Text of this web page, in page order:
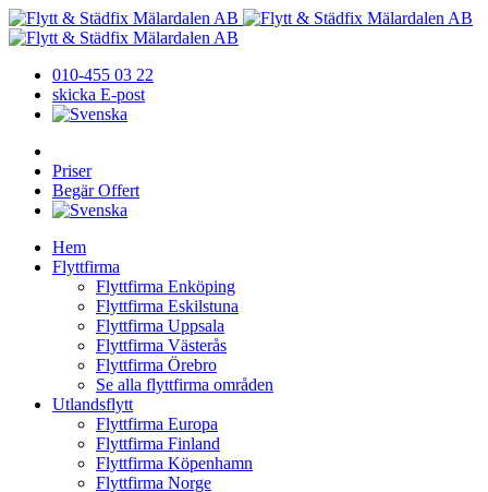
010-455 03 22
skicka E-post
Priser
Begär Offert
Hem
Flyttfirma
Flyttfirma Enköping
Flyttfirma Eskilstuna
Flyttfirma Uppsala
Flyttfirma Västerås
Flyttfirma Örebro
Se alla flyttfirma områden
Utlandsflytt
Flyttfirma Europa
Flyttfirma Finland
Flyttfirma Köpenhamn
Flyttfirma Norge